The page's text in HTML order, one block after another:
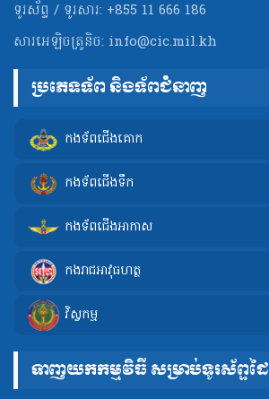
ទូរស័ព្ទ / ទូរសារ: +855 11 666 186
សារអេឡិចត្រូនិច: info@cic.mil.kh
ប្រភេទទ័ព និងទ័ពជំនាញ
កងទ័ពជើងគោក
កងទ័ពជើងទឹក
កងទ័ពជើងអាកាស
កងរាជអាវុធហត្ថ
វិស្វកម្ម
ទាញយកកម្មវិធី សម្រាប់ទូរស័ព្ទដៃ